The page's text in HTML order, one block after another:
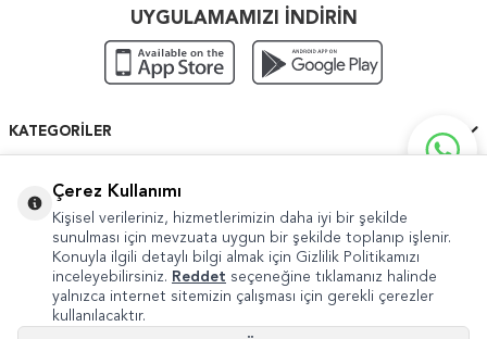
UYGULAMAMIZI İNDİRİN
KATEGORILER
HIZLI ERIŞIM
Çerez Kullanımı
Kişisel verileriniz, hizmetlerimizin daha iyi bir şekilde
sunulması için mevzuata uygun bir şekilde toplanıp işlenir.
Konuyla ilgili detaylı bilgi almak için Gizlilik Politikamızı
inceleyebilirsiniz. Reddet seçeneğine tıklamanız halinde
yalnızca internet sitemizin çalışması için gerekli çerezler
kullanılacaktır.